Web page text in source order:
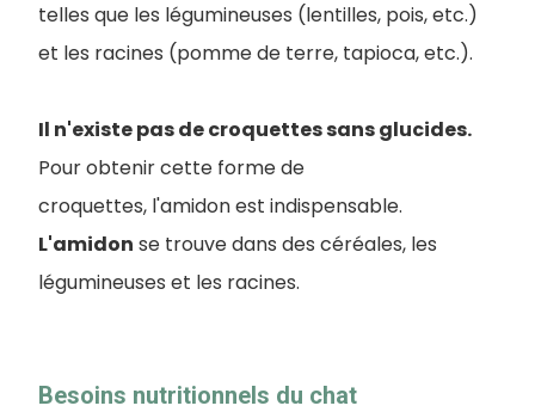
telles que les légumineuses (lentilles, pois, etc.)
et les racines (pomme de terre, tapioca, etc.).
Il n'existe pas de croquettes sans glucides.
Pour obtenir cette forme de
croquettes, l'amidon est indispensable.
L'amidon se trouve dans des céréales, les
légumineuses et les racines.
Besoins nutritionnels du chat